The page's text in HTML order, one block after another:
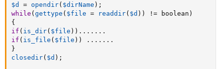
$d
= opendir( $dirName ) ;
while (gettype ( $file = readdir( $d ) ) != boolean )
{
if ( is_dir( $file ) ) . . . . . . .
if ( is_file ( $file ) ) . . . . . . .
}
closedir( $d ) ;